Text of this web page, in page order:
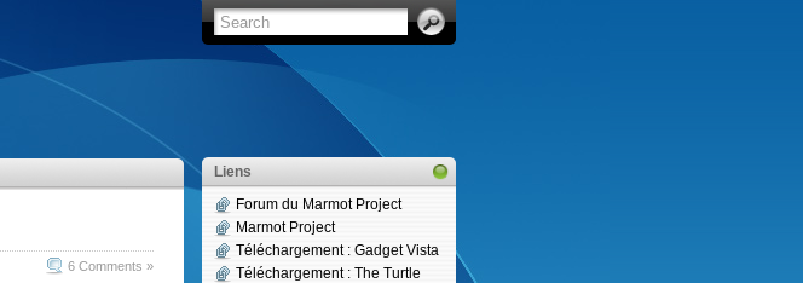
6 Comments »
Liens
Forum du Marmot Project
Marmot Project
Téléchargement : Gadget Vista
Téléchargement : The Turtle